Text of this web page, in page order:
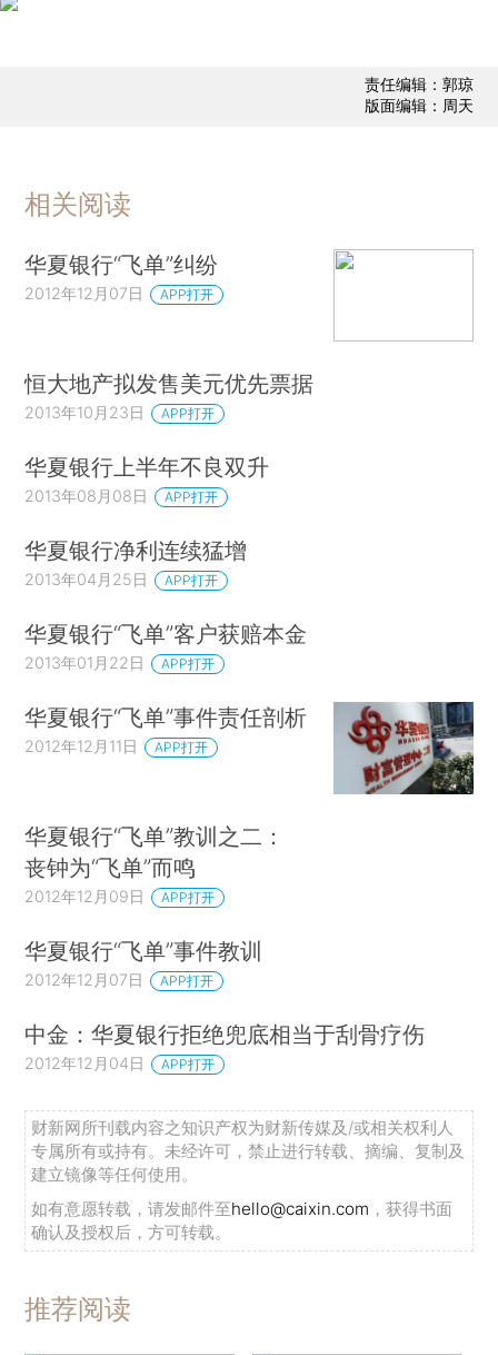
责任编辑：郭琼
版面编辑：周天
相关阅读
华夏银行“飞单”纠纷
2012年12月07日 APP打开
恒大地产拟发售美元优先票据
2013年10月23日 APP打开
华夏银行上半年不良双升
2013年08月08日 APP打开
华夏银行净利连续猛增
2013年04月25日 APP打开
华夏银行“飞单”客户获赔本金
2013年01月22日 APP打开
华夏银行“飞单”事件责任剖析
2012年12月11日 APP打开
华夏银行“飞单”教训之二：
丧钟为“飞单”而鸣
2012年12月09日 APP打开
华夏银行“飞单”事件教训
2012年12月07日 APP打开
中金：华夏银行拒绝兜底相当于刮骨疗伤
2012年12月04日 APP打开
财新网所刊载内容之知识产权为财新传媒及/或相关权利人
专属所有或持有。未经许可，禁止进行转载、摘编、复制及
建立镜像等任何使用。
如有意愿转载，请发邮件至hello@caixin.com ，获得书面
确认及授权后，方可转载。
推荐阅读